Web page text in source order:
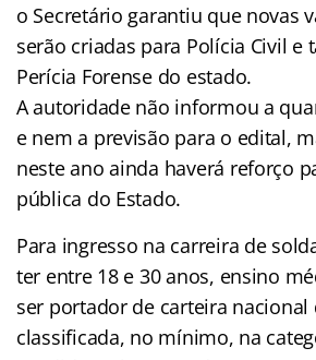
o Secretário garantiu que novas
serão criadas para Polícia Civil e
Perícia Forense do estado.
A autoridade não informou a
e nem a previsão para o edital,
neste ano ainda haverá reforço
pública do Estado.
Para ingresso na carreira de
ter entre 18 e 30 anos, ensino
ser portador de carteira nacional
classificada, no mínimo, na